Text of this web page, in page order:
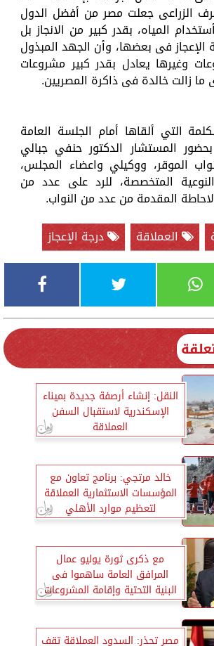
الزراعى جعلت مصر من أفضل الدول
المياه، بقدر كبير من الانجاز بل
فى بعضها، وأن الجهد المبذول
وغيرها يعادل بقدر كبير مشروعات
ما زالت خالدة فى ذاكرة المصريين.
التي ألقاها أمام الجلسة العامة
المستشار الدكتور حنفي جبالي
الموقر، ووكيلي واعضاء المجلس،
المتخصصة، للرد على عدد من
المقدمة من عدد من النواب.
العملاقة درجة الإعجاز
النقل: إنشاء أرصفة جديدة بميناء
الإسكندرية لاستقبال السفن
العملاقة
خالد مرتجي: برنامج تعاون مع
المؤسسات الاستثمارية العملاقة
لتعظيم موارد الأهلي
مع ذكرى ثورة يوليو عمال
المرافق العامة ساهموا فى
البنية التحتية وإقامة المشروعات
العملاقة
مصر تحذر: السدود العملاقة تقف